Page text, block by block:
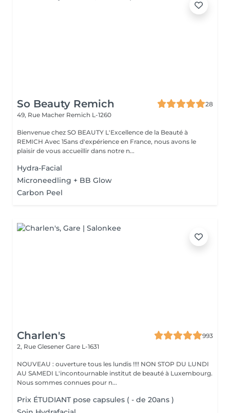
So Beauty Remich
28
49, Rue Macher Remich L-1260
Bienvenue chez SO BEAUTY L'Excellence de la Beauté à
REMICH Avec 15ans d'expérience en France, nous avons le
plaisir de vous accueillir dans notre n...
Hydra-Facial
Microneedling + BB Glow
Carbon Peel
Charlen's
993
2, Rue Glesener Gare L-1631
NOUVEAU : ouverture tous les lundis !!!! NON STOP DU LUNDI
AU SAMEDI L'incontournable institut de beauté à Luxembourg.
Nous sommes connues pour n...
Prix ÉTUDIANT pose capsules ( - de 20ans )